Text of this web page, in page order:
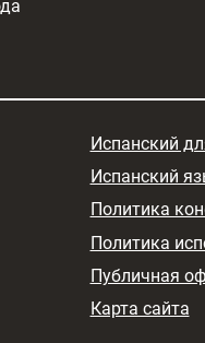
Испанский
Испанский
Политика
Политика
Публичная
Карта сайта